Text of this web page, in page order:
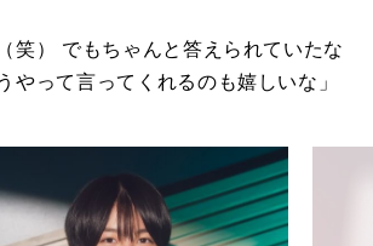
笑） でもちゃんと答えられていたな
やって言ってくれるのも嬉しいな」